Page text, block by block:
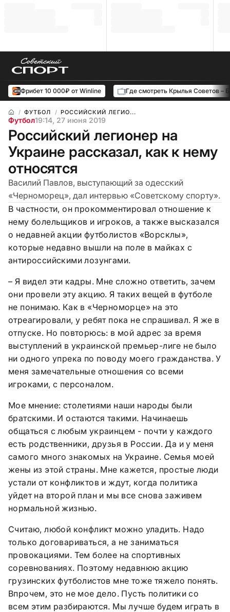
Фрибет 10 000₽ от Winline Где смотреть Крылья Советов –
ФУТБОЛ РОССИЙСКИЙ ЛЕГИО...
Футбол19:14, 27 июня 2019
Российский легионер на
Украине рассказал, как к нему
относятся
Василий Павлов, выступающий за одесский
«Черноморец», дал интервью «Советскому спорту».
В частности, он прокомментировал отношение к
нему болельщиков и игроков, а также высказался
о недавней акции футболистов «Ворсклы»,
которые недавно вышли на поле в майках с
антироссийскими лозунгами.
– Я видел эти кадры. Мне сложно ответить, зачем
они провели эту акцию. Я таких вещей в футболе
не понимаю. Как в «Черноморце» на это
отреагировали, у ребят пока не спрашивал. Я же в
отпуске. Но повторюсь: в мой адрес за время
выступлений в украинской премьер-лиге не было
ни одного упрека по поводу моего гражданства. У
меня замечательные отношения со всеми
игроками, с персоналом.
Мое мнение: столетиями наши народы были
братскими. И остаются такими. Начинаешь
общаться с любым украинцем - почти у каждого
есть родственники, друзья в России. Да и у меня
самого много знакомых на Украине. Семья моей
жены из этой страны. Мне кажется, простые люди
устали от конфликтов и ждут, когда политика
уйдет на второй план и мы все снова заживем
нормальной жизнью.
Считаю, любой конфликт можно уладить. Надо
только договариваться, а не заниматься
провокациями. Тем более на спортивных
соревнованиях. Поэтому недавнюю акцию
грузинских футболистов мне тоже тяжело понять.
Впрочем, это не мое дело. Пусть политики со
всем этим разбираются. Мы лучше будем играть в